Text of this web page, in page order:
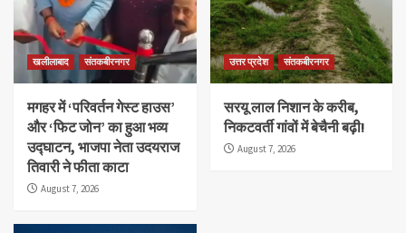
खलीलाबाद संतकबीरनगर
मगहर में ‘परिवर्तन गेस्ट हाउस’
और ‘फिट जोन’ का हुआ भव्य
उद्घाटन, भाजपा नेता उदयराज
तिवारी ने फीता काटा
August 7, 2026
उत्तर प्रदेश संतकबीरनगर
सरयू लाल निशान के करीब,
निकटवर्ती गांवों में बेचैनी बढ़ी!
August 7, 2026